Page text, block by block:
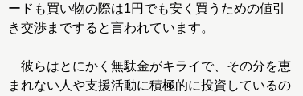
ードも買い物の際は1円でも安く買うための値引
き交渉まですると言われています。
彼らはとにかく無駄金がキライで、その分を恵
まれない人や支援活動に積極的に投資しているの